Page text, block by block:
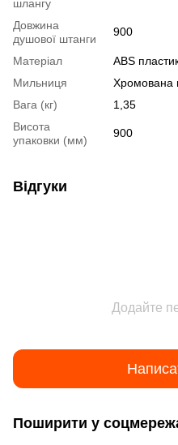
шлангу
Довжина
душової штанги
900
Матеріал
ABS
Мильниця
Хромована
Вага (кг)
1,35
Висота
упаковки (мм)
900
Відгуки
Додайте
Поширити у